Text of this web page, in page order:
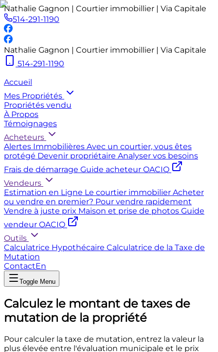
Nathalie Gagnon | Courtier immobillier | Via Capitale
514-291-1190
Nathalie Gagnon | Courtier immobillier | Via Capitale
514-291-1190
Accueil
Mes Propriétés
Propriétés vendu
À Propos
Témoignages
Acheteurs
Alertes Immobilières Avec un courtier, vous êtes
protégé Devenir propriétaire Analyser vos besoins
Frais de démarrage Guide acheteur OACIQ
Vendeurs
Estimation en Ligne Le courtier immobilier Acheter
ou vendre en premier? Pour vendre rapidement
Vendre à juste prix Maison et prise de photos Guide
vendeur OACIQ
Outils
Calculatrice Hypothécaire Calculatrice de la Taxe de
Mutation
ContactEn
Toggle Menu
Calculez le montant de taxes de
mutation de la propriété
Pour calculer la taxe de mutation, entrez la valeur la
plus élevée entre l'évaluation municipale et le prix